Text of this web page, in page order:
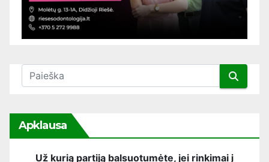
Apklausa
Už kurią partiją balsuotumėte, jei rinkimai į